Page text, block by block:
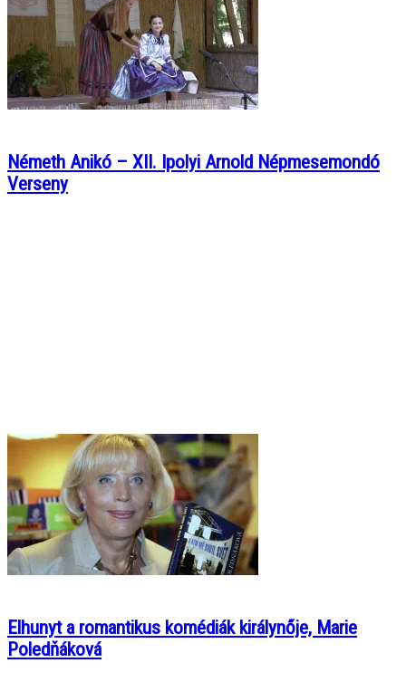
Németh Anikó – XII. Ipolyi Arnold Népmesemondó
Verseny
Elhunyt a romantikus komédiák királynője, Marie
Poledňáková